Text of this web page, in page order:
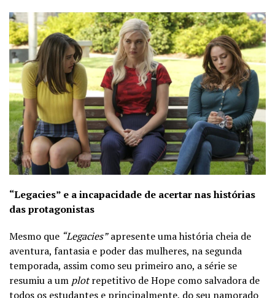
“Legacies” e a incapacidade de acertar nas histórias
das protagonistas
Mesmo que “Legacies”apresente uma história cheia de
aventura, fantasia e poder das mulheres, na segunda
temporada, assim como seu primeiro ano, a série se
resumiu a um plotrepetitivo de Hope como salvadora de
todos os estudantes e principalmente, do seu namorado